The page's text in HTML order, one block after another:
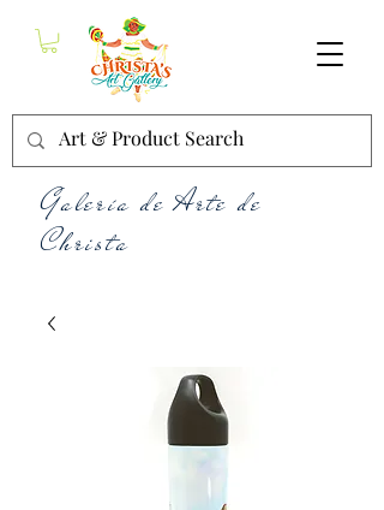
Galería de Arte de
Christa